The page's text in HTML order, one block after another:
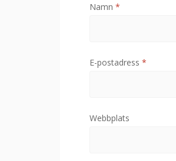
Namn *
E-postadress *
Webbplats